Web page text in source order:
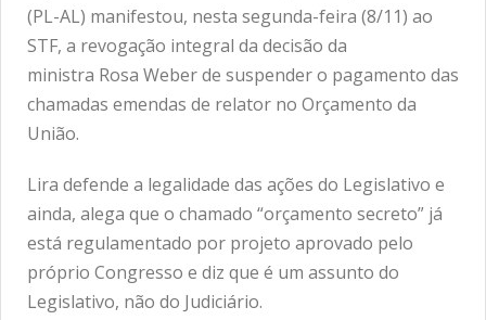
(PL-AL) manifestou, nesta segunda-feira (8/11) ao
STF, a revogação integral da decisão da
ministra Rosa Weber de suspender o pagamento das
chamadas emendas de relator no Orçamento da
União.
Lira defende a legalidade das ações do Legislativo e
ainda, alega que o chamado “orçamento secreto” já
está regulamentado por projeto aprovado pelo
próprio Congresso e diz que é um assunto do
Legislativo, não do Judiciário.